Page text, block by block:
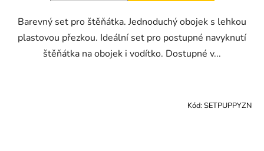
Barevný set pro štěňátka. Jednoduchý obojek s lehkou
plastovou přezkou. Ideální set pro postupné navyknutí
štěňátka na obojek i vodítko. Dostupné v...
Kód: SETPUPPYZN